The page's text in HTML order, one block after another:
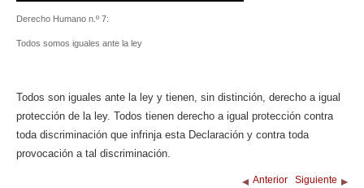
Derecho Humano n.º 7:
Todos somos iguales ante la ley
Todos son iguales ante la ley y tienen, sin distinción, derecho a igual
protección de la ley. Todos tienen derecho a igual protección contra
toda discriminación que infrinja esta Declaración y contra toda
provocación a tal discriminación.
Anterior Siguiente